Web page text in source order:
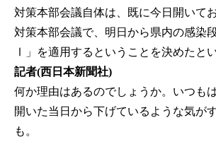
対策本部会議自体は、既に今日開いて
対策本部会議で、明日から県内の感染
Ⅰ」を適用するということを決めたと
記者(西日本新聞社)
何か理由はあるのでしょうか。いつも
開いた当日から下げているような気が
も。